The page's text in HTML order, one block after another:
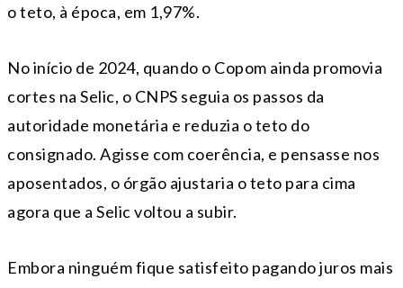
o teto, à época, em 1,97%.
No início de 2024, quando o Copom ainda promovia
cortes na Selic, o CNPS seguia os passos da
autoridade monetária e reduzia o teto do
consignado. Agisse com coerência, e pensasse nos
aposentados, o órgão ajustaria o teto para cima
agora que a Selic voltou a subir.
Embora ninguém fique satisfeito pagando juros mais